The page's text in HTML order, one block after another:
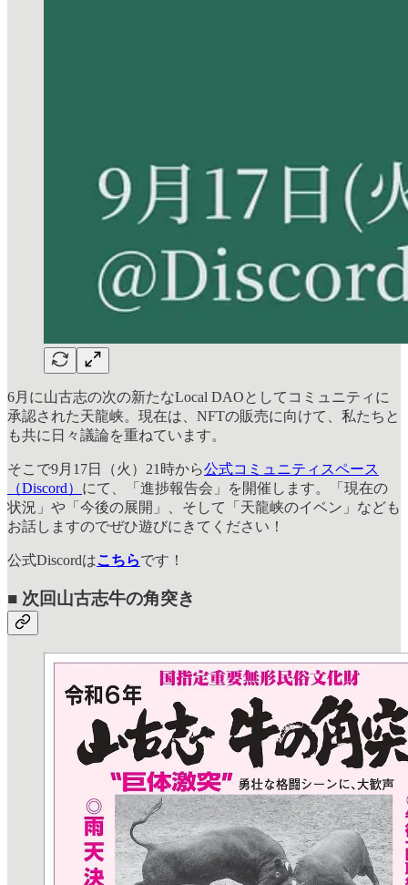
6月に山古志の次の新たなLocal DAOとしてコミュニティに
承認された天龍峡。現在は、NFTの販売に向けて、私たちと
も共に日々議論を重ねています。
そこで9月17日（火）21時から公式コミュニティスペース
（Discord） にて、「進捗報告会」を開催します。「現在の
状況」や「今後の展開」、そして「天龍峡のイベン」なども
お話しますのでぜひ遊びにきてください！
公式Discordはこちらです！
■ 次回山古志牛の角突き